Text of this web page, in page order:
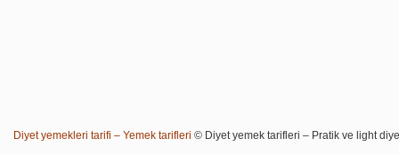
Diyet yemekleri tarifi – Yemek tarifleri © Diyet yemek tarifleri – Pratik ve light